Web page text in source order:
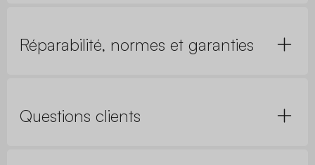
Réparabilité, normes et garanties
Questions clients